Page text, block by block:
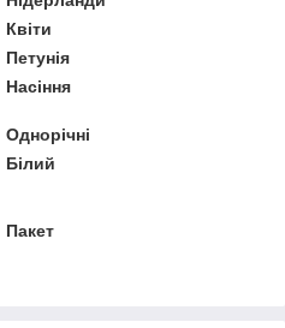
Квіти
Петунія
Насіння
Однорічні
Білий
Пакет